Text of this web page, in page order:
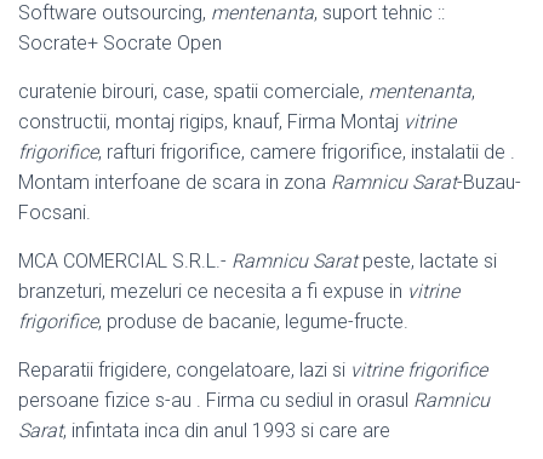
Software outsourcing, mentenanta, suport tehnic ::
Socrate+ Socrate Open
curatenie birouri, case, spatii comerciale, mentenanta,
constructii, montaj rigips, knauf, Firma Montaj vitrine
frigorifice, rafturi frigorifice, camere frigorifice, instalatii de .
Montam interfoane de scara in zona Ramnicu Sarat-Buzau-
Focsani.
MCA COMERCIAL S.R.L.- Ramnicu Saratpeste, lactate si
branzeturi, mezeluri ce necesita a fi expuse in vitrine
frigorifice, produse de bacanie, legume-fructe.
Reparatii frigidere, congelatoare, lazi si vitrine frigorifice
persoane fizice s-au . Firma cu sediul in orasul Ramnicu
Sarat, infintata inca din anul 1993 si care are